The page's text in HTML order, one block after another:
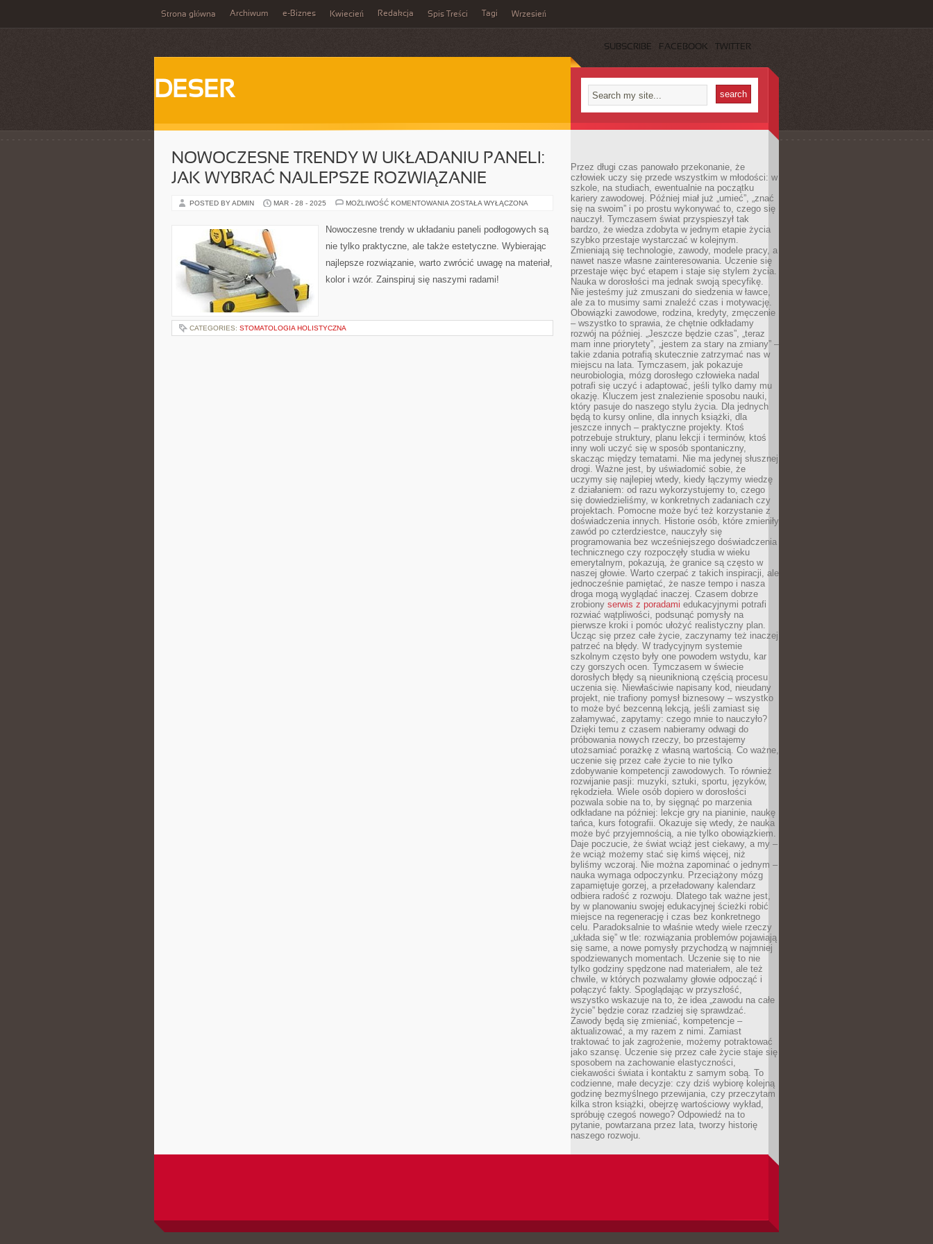
Strona główna Archiwum e-Biznes Kwiecień Redakcja Spis Treści Tagi Wrzesień
SUBSCRIBE FACEBOOK TWITTER
DESER
NOWOCZESNE TRENDY W UKŁADANIU PANELI:
JAK WYBRAĆ NAJLEPSZE ROZWIĄZANIE
POSTED BY ADMIN MAR - 28 - 2025 MOŻLIWOŚĆ KOMENTOWANIA NOWOCZESNE
UKŁADANIU
PANELI:
WYBRAĆ
ROZWIĄZANIE
ZOSTAŁA WYŁĄCZONA
Nowoczesne trendy w układaniu paneli podłogowych są
nie tylko praktyczne, ale także estetyczne. Wybierając
najlepsze rozwiązanie, warto zwrócić uwagę na materiał,
kolor i wzór. Zainspiruj się naszymi radami!
CATEGORIES: STOMATOLOGIA HOLISTYCZNA
Przez długi czas panowało przekonanie, że
człowiek uczy się przede wszystkim w młodości: w
szkole, na studiach, ewentualnie na początku
kariery zawodowej. Później miał już „umieć”, „znać
się na swoim” i po prostu wykonywać to, czego się
nauczył. Tymczasem świat przyspieszył tak
bardzo, że wiedza zdobyta w jednym etapie życia
szybko przestaje wystarczać w kolejnym.
Zmieniają się technologie, zawody, modele pracy, a
nawet nasze własne zainteresowania. Uczenie się
przestaje więc być etapem i staje się stylem życia.
Nauka w dorosłości ma jednak swoją specyfikę.
Nie jesteśmy już zmuszani do siedzenia w ławce,
ale za to musimy sami znaleźć czas i motywację.
Obowiązki zawodowe, rodzina, kredyty, zmęczenie
– wszystko to sprawia, że chętnie odkładamy
rozwój na później. „Jeszcze będzie czas”, „teraz
mam inne priorytety”, „jestem za stary na zmiany” –
takie zdania potrafią skutecznie zatrzymać nas w
miejscu na lata. Tymczasem, jak pokazuje
neurobiologia, mózg dorosłego człowieka nadal
potrafi się uczyć i adaptować, jeśli tylko damy mu
okazję. Kluczem jest znalezienie sposobu nauki,
który pasuje do naszego stylu życia. Dla jednych
będą to kursy online, dla innych książki, dla
jeszcze innych – praktyczne projekty. Ktoś
potrzebuje struktury, planu lekcji i terminów, ktoś
inny woli uczyć się w sposób spontaniczny,
skacząc między tematami. Nie ma jedynej słusznej
drogi. Ważne jest, by uświadomić sobie, że
uczymy się najlepiej wtedy, kiedy łączymy wiedzę
z działaniem: od razu wykorzystujemy to, czego
się dowiedzieliśmy, w konkretnych zadaniach czy
projektach. Pomocne może być też korzystanie z
doświadczenia innych. Historie osób, które zmieniły
zawód po czterdziestce, nauczyły się
programowania bez wcześniejszego doświadczenia
technicznego czy rozpoczęły studia w wieku
emerytalnym, pokazują, że granice są często w
naszej głowie. Warto czerpać z takich inspiracji, ale
jednocześnie pamiętać, że nasze tempo i nasza
droga mogą wyglądać inaczej. Czasem dobrze
zrobiony serwis z poradami edukacyjnymi potrafi
rozwiać wątpliwości, podsunąć pomysły na
pierwsze kroki i pomóc ułożyć realistyczny plan.
Ucząc się przez całe życie, zaczynamy też inaczej
patrzeć na błędy. W tradycyjnym systemie
szkolnym często były one powodem wstydu, kar
czy gorszych ocen. Tymczasem w świecie
dorosłych błędy są nieuniknioną częścią procesu
uczenia się. Niewłaściwie napisany kod, nieudany
projekt, nie trafiony pomysł biznesowy – wszystko
to może być bezcenną lekcją, jeśli zamiast się
załamywać, zapytamy: czego mnie to nauczyło?
Dzięki temu z czasem nabieramy odwagi do
próbowania nowych rzeczy, bo przestajemy
utożsamiać porażkę z własną wartością. Co ważne,
uczenie się przez całe życie to nie tylko
zdobywanie kompetencji zawodowych. To również
rozwijanie pasji: muzyki, sztuki, sportu, języków,
rękodzieła. Wiele osób dopiero w dorosłości
pozwala sobie na to, by sięgnąć po marzenia
odkładane na później: lekcje gry na pianinie, naukę
tańca, kurs fotografii. Okazuje się wtedy, że nauka
może być przyjemnością, a nie tylko obowiązkiem.
Daje poczucie, że świat wciąż jest ciekawy, a my –
że wciąż możemy stać się kimś więcej, niż
byliśmy wczoraj. Nie można zapominać o jednym –
nauka wymaga odpoczynku. Przeciążony mózg
zapamiętuje gorzej, a przeładowany kalendarz
odbiera radość z rozwoju. Dlatego tak ważne jest,
by w planowaniu swojej edukacyjnej ścieżki robić
miejsce na regenerację i czas bez konkretnego
celu. Paradoksalnie to właśnie wtedy wiele rzeczy
„układa się” w tle: rozwiązania problemów pojawiają
się same, a nowe pomysły przychodzą w najmniej
spodziewanych momentach. Uczenie się to nie
tylko godziny spędzone nad materiałem, ale też
chwile, w których pozwalamy głowie odpocząć i
połączyć fakty. Spoglądając w przyszłość,
wszystko wskazuje na to, że idea „zawodu na całe
życie” będzie coraz rzadziej się sprawdzać.
Zawody będą się zmieniać, kompetencje –
aktualizować, a my razem z nimi. Zamiast
traktować to jak zagrożenie, możemy potraktować
jako szansę. Uczenie się przez całe życie staje się
sposobem na zachowanie elastyczności,
ciekawości świata i kontaktu z samym sobą. To
codzienne, małe decyzje: czy dziś wybiorę kolejną
godzinę bezmyślnego przewijania, czy przeczytam
kilka stron książki, obejrzę wartościowy wykład,
spróbuję czegoś nowego? Odpowiedź na to
pytanie, powtarzana przez lata, tworzy historię
naszego rozwoju.